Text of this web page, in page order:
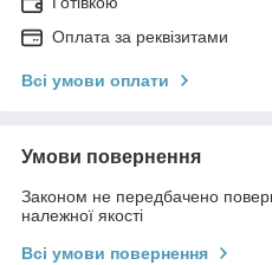
Оплата за реквізитами
Всі умови оплати
Умови повернення
Законом не передбачено
належної якості
Всі умови повернення